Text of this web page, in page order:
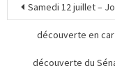
Samedi 12 juillet –
découverte en
découverte du